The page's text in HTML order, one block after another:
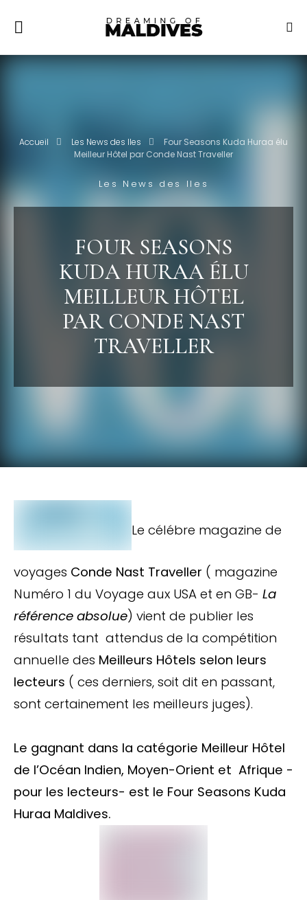
Accueil Les News des Iles
Four Seasons Kuda Huraa élu
Meilleur Hôtel par Conde Nast Traveller
Les News des Iles
FOUR SEASONS
KUDA HURAA ÉLU
MEILLEUR HÔTEL
PAR CONDE NAST
TRAVELLER
Le célébre magazine de
voyages Conde Nast Traveller ( magazine
Numéro 1 du Voyage aux USA et en GB- La
référence absolue) vient de publier les
résultats tant attendus de la compétition
annuelle des Meilleurs Hôtels selon leurs
lecteurs ( ces derniers, soit dit en passant,
sont certainement les meilleurs juges).
Le gagnant dans la catégorie Meilleur Hôtel
de l’Océan Indien, Moyen-Orient et Afrique -
pour les lecteurs- est le Four Seasons Kuda
Huraa Maldives.